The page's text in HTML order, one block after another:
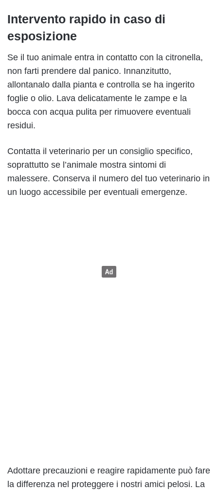
Intervento rapido in caso di
esposizione
Se il tuo animale entra in contatto con la citronella,
non farti prendere dal panico. Innanzitutto,
allontanalo dalla pianta e controlla se ha ingerito
foglie o olio. Lava delicatamente le zampe e la
bocca con acqua pulita per rimuovere eventuali
residui.
Contatta il veterinario per un consiglio specifico,
soprattutto se l’animale mostra sintomi di
malessere. Conserva il numero del tuo veterinario in
un luogo accessibile per eventuali emergenze.
Adottare precauzioni e reagire rapidamente può fare
la differenza nel proteggere i nostri amici pelosi. La